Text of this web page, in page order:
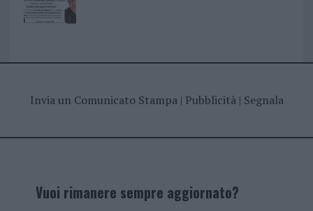
Invia un Comunicato Stampa| Pubblicità| Segnala
Vuoi rimanere sempre aggiornato?